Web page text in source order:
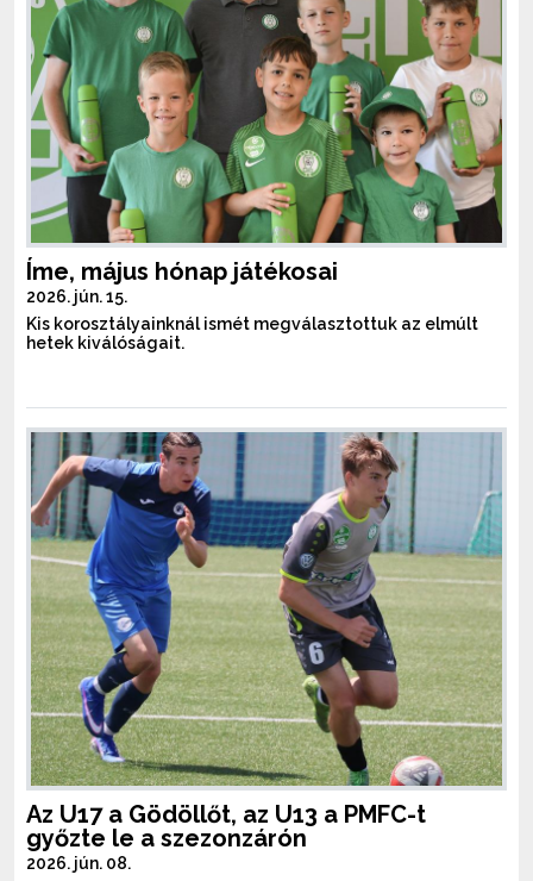
Íme, május hónap játékosai
2026. jún. 15.
Kis korosztályainknál ismét megválasztottuk az elmúlt
hetek kiválóságait.
Az U17 a Gödöllőt, az U13 a PMFC-t
győzte le a szezonzárón
2026. jún. 08.